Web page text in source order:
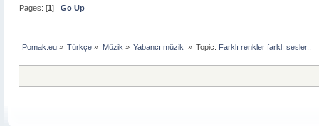
Pages: [1]Go Up
Pomak.eu » Türkçe » Müzik » Yabancı müzik » Topic: Farklı renkler farklı sesler..